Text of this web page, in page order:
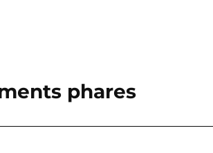
phares